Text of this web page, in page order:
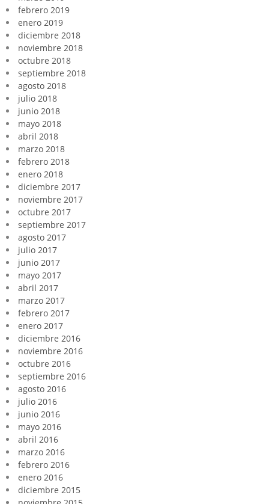
febrero 2019
enero 2019
diciembre 2018
noviembre 2018
octubre 2018
septiembre 2018
agosto 2018
julio 2018
junio 2018
mayo 2018
abril 2018
marzo 2018
febrero 2018
enero 2018
diciembre 2017
noviembre 2017
octubre 2017
septiembre 2017
agosto 2017
julio 2017
junio 2017
mayo 2017
abril 2017
marzo 2017
febrero 2017
enero 2017
diciembre 2016
noviembre 2016
octubre 2016
septiembre 2016
agosto 2016
julio 2016
junio 2016
mayo 2016
abril 2016
marzo 2016
febrero 2016
enero 2016
diciembre 2015